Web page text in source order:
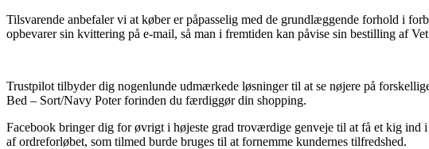
Tilsvarende anbefaler vi at køber er påpasselig med de grundlæggende forhold i
opbevarer sin kvittering på e-mail, så man i fremtiden kan påvise sin bestilling af
Trustpilot tilbyder dig nogenlunde udmærkede løsninger til at se nøjere på
Bed – Sort/Navy Poter forinden du færdiggør din shopping.
Facebook bringer dig for øvrigt i højeste grad troværdige genveje til at få et kig
af ordreforløbet, som tilmed burde bruges til at fornemme kundernes tilfredshed.